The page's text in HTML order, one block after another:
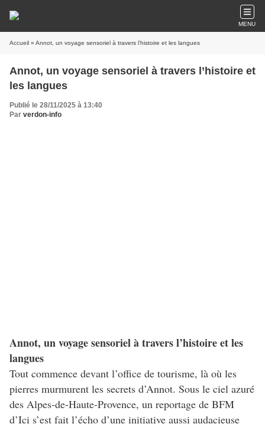
MENU
Accueil » Annot, un voyage sensoriel à travers l’histoire et les langues
Annot, un voyage sensoriel à travers l’histoire et
les langues
Publié le 28/11/2025 à 13:40
Par verdon-info
Annot, un voyage sensoriel à travers l’histoire et les
langues
Tout commence devant l’office de tourisme, là où les
pierres murmurent les secrets d’Annot. Sous le ciel azuré
des Alpes-de-Haute-Provence, un reportage de BFM
d’Ici s’est fait l’écho d’une initiative aussi audacieuse